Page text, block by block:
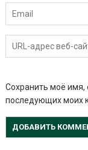
Сохранить моё имя,
последующих моих